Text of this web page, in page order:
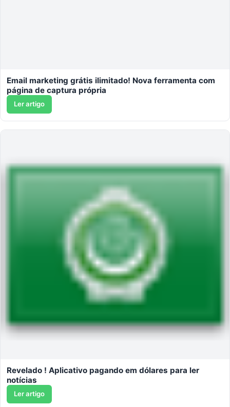
Email marketing grátis ilimitado! Nova ferramenta com
página de captura própria
Ler artigo
Revelado ! Aplicativo pagando em dólares para ler
notícias
Ler artigo